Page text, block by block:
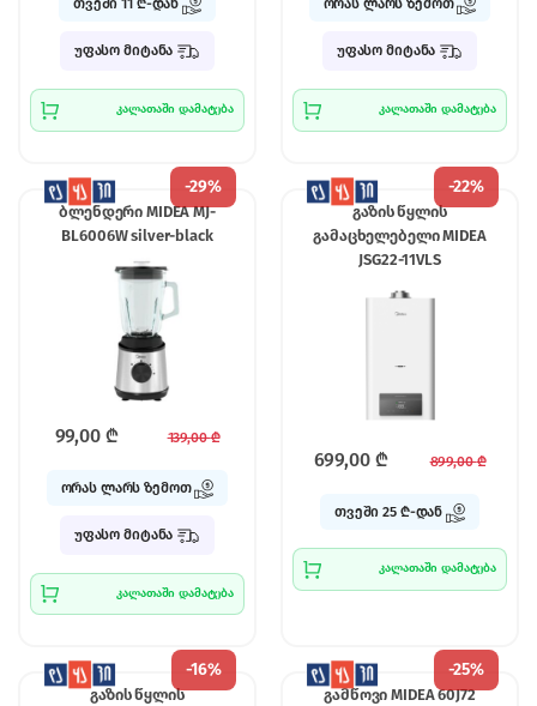
თვეში 11 ₾-დან
უფასო მიტანა
კალათაში დამატება
ორას ლარს ზემოთ
უფასო მიტანა
კალათაში დამატება
-29%
ბლენდერი MIDEA MJ-
BL6006W silver-black
99,00 ₾ 139,00₾
ორას ლარს ზემოთ
უფასო მიტანა
კალათაში დამატება
-22%
გაზის წყლის
გამაცხელებელი MIDEA
JSG22-11VLS
699,00 ₾ 899,00₾
თვეში 25 ₾-დან
კალათაში დამატება
-16%
გაზის წყლის
-25%
გამწოვი MIDEA 60J72